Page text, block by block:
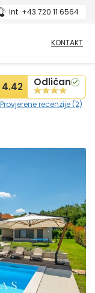
Int +43 720 11 6564
KONTAKT
4.42 Odličan
Provjerene recenzije (2)